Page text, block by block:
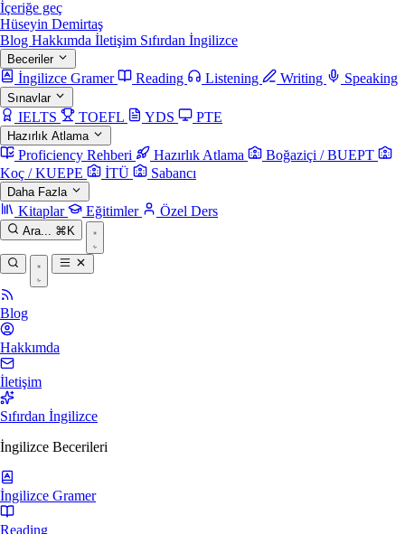
İçeriğe geç
Hüseyin Demirtaş
Blog Hakkımda İletişim Sıfırdan İngilizce
Beceriler
İngilizce Gramer Reading Listening Writing Speaking
Sınavlar
IELTS TOEFL YDS PTE
Hazırlık Atlama
Proficiency Rehberi Hazırlık Atlama
Boğaziçi / BUEPT
Koç / KUEPE
İTÜ Sabancı
Daha Fazla
Kitaplar Eğitimler Özel Ders
Ara... ⌘K
Blog
Hakkımda
İletişim
Sıfırdan İngilizce
İngilizce Becerileri
İngilizce Gramer
Reading